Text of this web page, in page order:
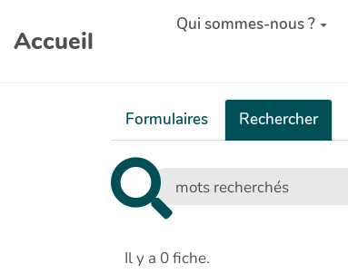
Aller au contenu principal
Accueil
Qui sommes-nous ?
Formulaires Rechercher
Il y a 0 fiche.